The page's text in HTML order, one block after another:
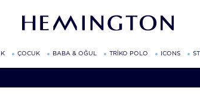
ÇOCUK BABA & OĞUL TRİKO POLO ICONS